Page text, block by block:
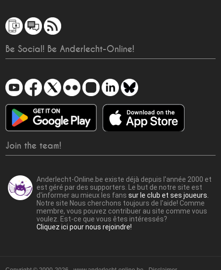
Be Social! Be Anderlecht-Online!
Join the team!
Anderlecht-Online.be existe déjà depuis l'année 2000 et
est géré par des supporters. Le but de notre site est
d'informer au mieux les fanssur le club et ses joueurs.
Notre site Nous cherchons toujours de l'aide! Comme
membre, vous pouvez contribuer au site comme vous
voulez. Est-ce que vous êtes intéressés?
Cliquez ici pour nous rejoindre!